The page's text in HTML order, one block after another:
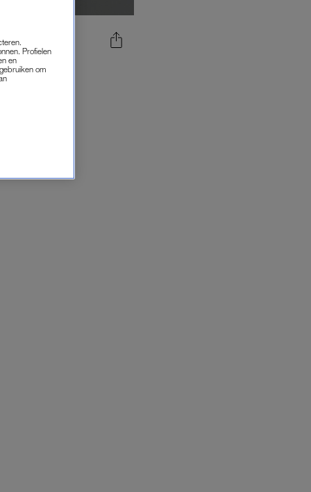
JE
Profielen
en
om